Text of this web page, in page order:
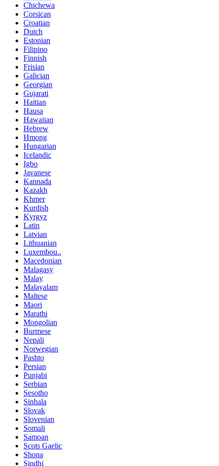
Chichewa
Corsican
Croatian
Dutch
Estonian
Filipino
Finnish
Frisian
Galician
Georgian
Gujarati
Haitian
Hausa
Hawaiian
Hebrew
Hmong
Hungarian
Icelandic
Igbo
Javanese
Kannada
Kazakh
Khmer
Kurdish
Kyrgyz
Latin
Latvian
Lithuanian
Luxembou..
Macedonian
Malagasy
Malay
Malayalam
Maltese
Maori
Marathi
Mongolian
Burmese
Nepali
Norwegian
Pashto
Persian
Punjabi
Serbian
Sesotho
Sinhala
Slovak
Slovenian
Somali
Samoan
Scots Gaelic
Shona
Sindhi